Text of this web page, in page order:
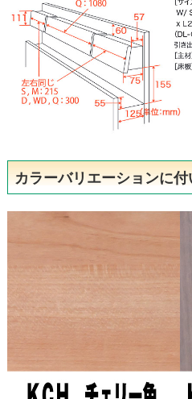
カラーバリエーションに付